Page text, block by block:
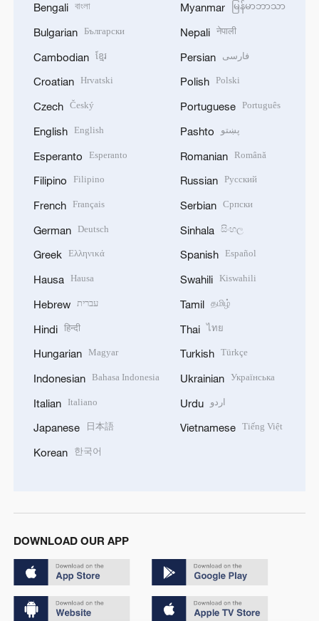
Bengali বাংলা
Bulgarian Български
Cambodian ខ្មែរ
Croatian Hrvatski
Czech Český
English English
Esperanto Esperanto
Filipino Filipino
French Français
German Deutsch
Greek Ελληνικά
Hausa Hausa
Hebrew עברית
Hindi हिन्दी
Hungarian Magyar
Indonesian Bahasa Indonesia
Italian Italiano
Japanese 日本語
Korean 한국어
Myanmar မြန်မာဘာသာ
Nepali नेपाली
Persian فارسی
Polish Polski
Portuguese Português
Pashto پښتو
Romanian Română
Russian Русский
Serbian Српски
Sinhala සිංහල
Spanish Español
Swahili Kiswahili
Tamil தமிழ்
Thai ไทย
Turkish Türkçe
Ukrainian Українська
Urdu اردو
Vietnamese Tiếng Việt
DOWNLOAD OUR APP